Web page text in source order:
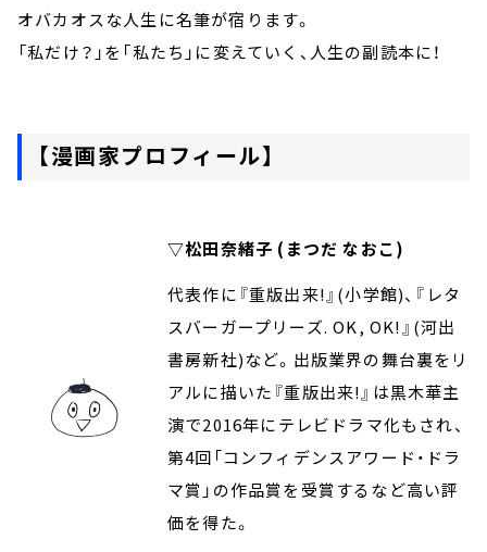
オバカオスな人生に名筆が宿ります。
「私だけ？」を「私たち」に変えていく、人生の副読本に！
【漫画家プロフィール】
▽松田奈緒子 (まつだ なおこ)
代表作に『重版出来!』(小学館)、『レタ
スバーガープリーズ. OK, OK!』(河出
書房新社)など。出版業界の舞台裏をリ
アルに描いた『重版出来!』は黒木華主
演で2016年にテレビドラマ化もされ、
第4回「コンフィデンスアワード・ドラ
マ賞」の作品賞を受賞するなど高い評
価を得た。